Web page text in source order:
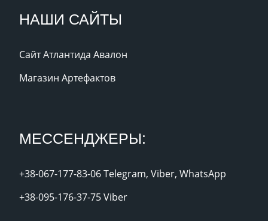
НАШИ САЙТЫ
Сайт Атлантида Авалон
Магазин Артефактов
МЕССЕНДЖЕРЫ:
+38-067-177-83-06 Telegram, Viber, WhatsApp
+38-095-176-37-75 Viber